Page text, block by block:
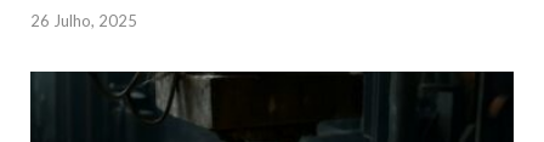
26 Julho, 2025